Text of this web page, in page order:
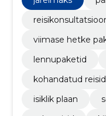
viimase hetke
lennupaketid
kohandatud reisid
isiklik plaan